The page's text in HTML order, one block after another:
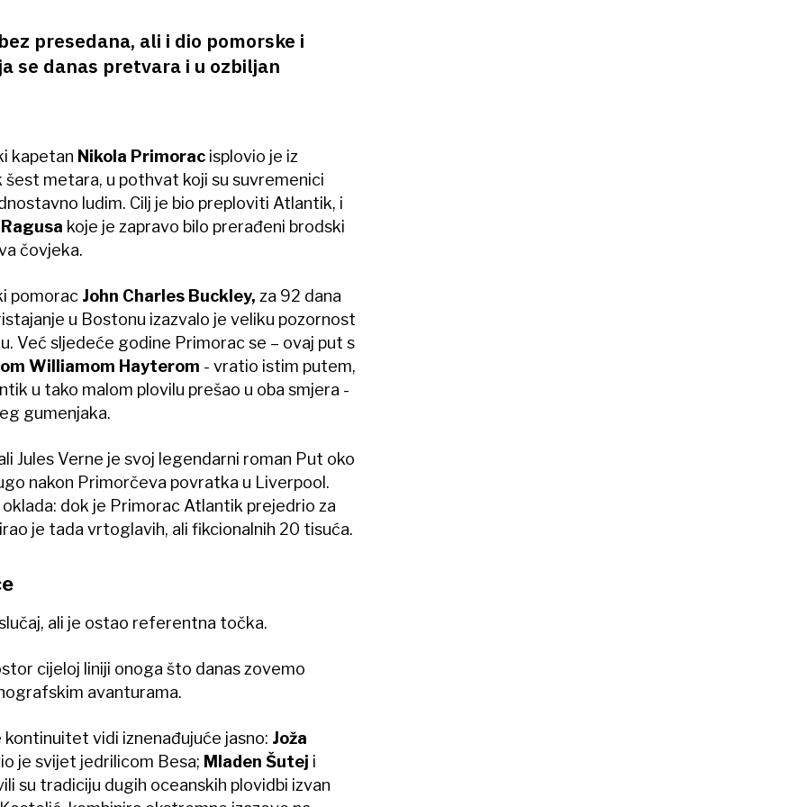
presedana, ali i dio pomorske i
se danas pretvara i u ozbiljan
kapetan Nikola Primorac isplovio je iz
metara, u pothvat koji su suvremenici
ludim. Cilj je bio preploviti Atlantik, i
koje je zapravo bilo prerađeni brodski
čovjeka.
pomorac John Charles Buckley, za 92 dana
u Bostonu izazvalo je veliku pozornost
Već sljedeće godine Primorac se – ovaj put s
Williamom Hayterom - vratio istim putem,
u tako malom plovilu prešao u oba smjera -
gumenjaka.
Jules Verne je svoj legendarni roman Put oko
nakon Primorčeva povratka u Liverpool.
dok je Primorac Atlantik prejedrio za
je tada vrtoglavih, ali fikcionalnih 20 tisuća.
ali je ostao referentna točka.
cijeloj liniji onoga što danas zovemo
avanturama.
vidi iznenađujuće jasno: Joža
je svijet jedrilicom Besa; Mladen Šutej i
su tradiciju dugih oceanskih plovidbi izvan